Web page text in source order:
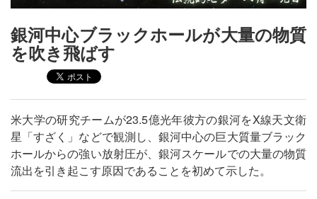
銀河中心ブラックホールが大量の物質
を吹き飛ばす
米大学の研究チームが23.5億光年彼方の銀河をX線天文衛
星「すざく」などで観測し、銀河中心の巨大質量ブラック
ホールからの強い放射圧が、銀河スケールでの大量の物質
流出を引き起こす原因であることを初めて示した。